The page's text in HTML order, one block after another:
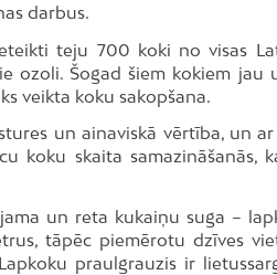
darbus.
teju 700 koki no visas
ozoli. Šogad šiem kokiem jau
veikta koku sakopšana.
un ainaviskā vērtība, un
koku skaita samazināšanās,
un reta kukaiņu suga –
tāpēc piemērotu dzīves
praulgrauzis ir